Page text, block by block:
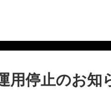
用停止のお知